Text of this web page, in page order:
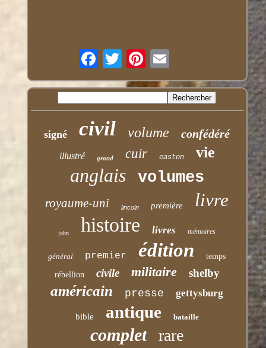
signé civil volume confédéré
illustré grand cuir easton vie
anglais volumes
royaume-uni lincoln première livre
john histoire livres mémoires
général premier édition temps
rébellion civile militaire shelby
américain presse gettysburg
bible antique bataille
complet rare